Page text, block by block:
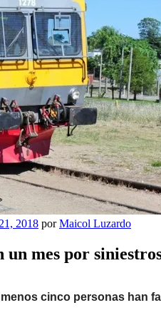
2018 porMaicol Luzardo
mes por
cinco personas han